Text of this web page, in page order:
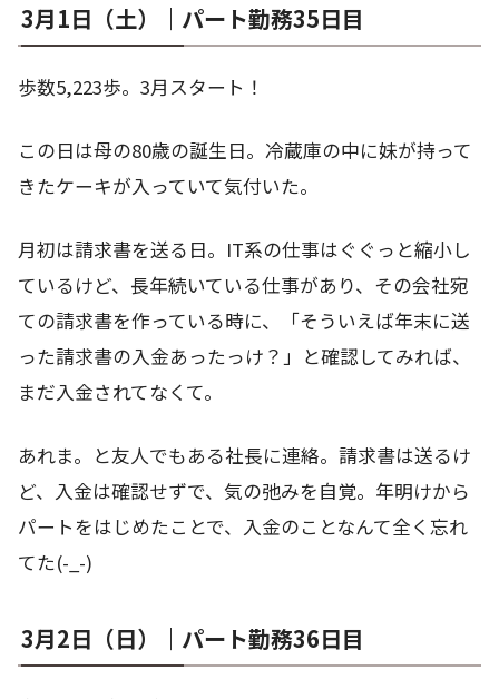
3月1日（土）｜パート勤務35日目
歩数5,223歩。3月スタート！
この日は母の80歳の誕生日。冷蔵庫の中に妹が持って
きたケーキが入っていて気付いた。
月初は請求書を送る日。IT系の仕事はぐぐっと縮小し
ているけど、長年続いている仕事があり、その会社宛
ての請求書を作っている時に、「そういえば年末に送
った請求書の入金あったっけ？」と確認してみれば、
まだ入金されてなくて。
あれま。と友人でもある社長に連絡。請求書は送るけ
ど、入金は確認せずで、気の弛みを自覚。年明けから
パートをはじめたことで、入金のことなんて全く忘れ
てた(-_-)
3月2日（日）｜パート勤務36日目